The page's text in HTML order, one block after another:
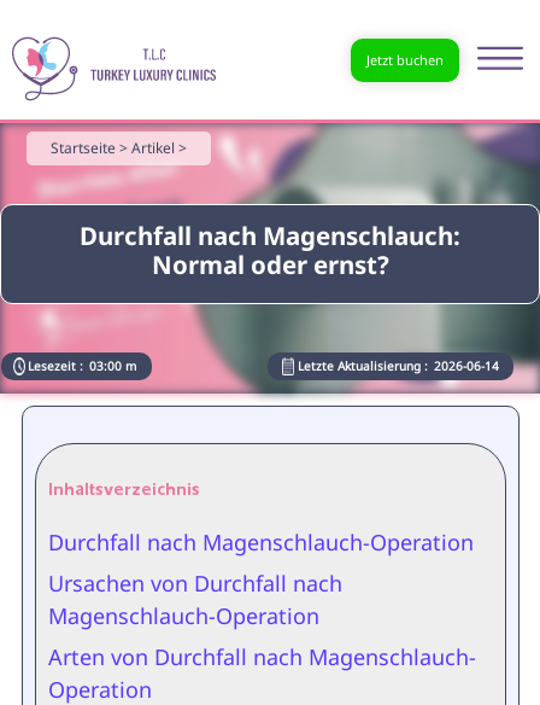
Jetzt buchen
Durchfall nach Magenschlauch:
Normal oder ernst?
Startseite >Artikel >
Lesezeit : 03:00 m Letzte Aktualisierung : 2026-06-14
Inhaltsverzeichnis
Durchfall nach Magenschlauch-Operation
Ursachen von Durchfall nach
Magenschlauch-Operation
Arten von Durchfall nach Magenschlauch-
Operation